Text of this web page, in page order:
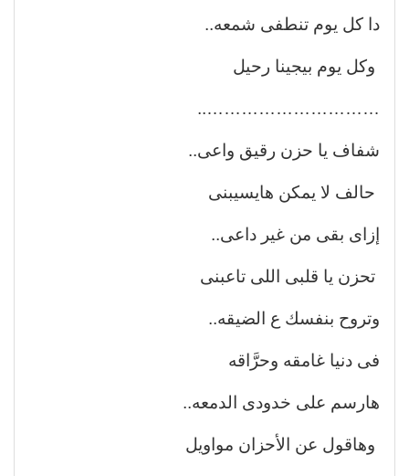
دا كل يوم تنطفى شمعه..
وكل يوم بيجينا رحيل
…………………………..
شفاف يا حزن رقيق واعى..
حالف لا يمكن هايسيبنى
إزاى بقى من غير داعى..
تحزن يا قلبى اللى تاعبنى
وتروح بنفسك ع الضيقه..
فى دنيا غامقه وحرَّاقه
هارسم على خدودى الدمعه..
وهاقول عن الأحزان مواويل